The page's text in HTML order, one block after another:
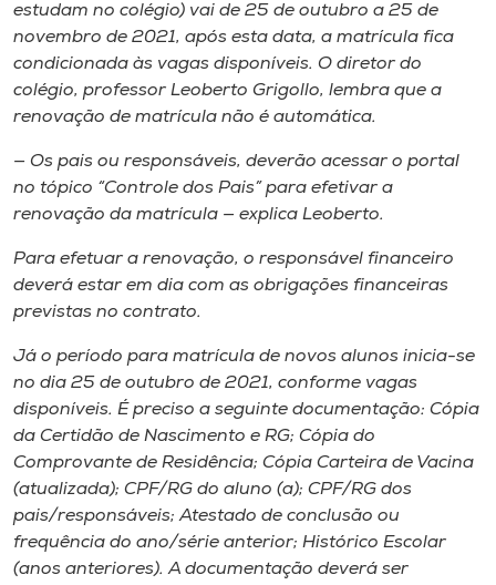
Unoesc
Store
o idioma
A+
A-
estudam no colégio) vai de 25 de outubro a 25 de
novembro de 2021, após esta data, a matrícula fica
condicionada às vagas disponíveis. O diretor do
colégio, professor Leoberto Grigollo, lembra que a
renovação de matrícula não é automática.
— Os pais ou responsáveis, deverão acessar o portal
no tópico “Controle dos Pais” para efetivar a
renovação da matrícula — explica Leoberto.
Para efetuar a renovação, o responsável financeiro
deverá estar em dia com as obrigações financeiras
previstas no contrato.
Já o período para matrícula de novos alunos inicia-se
no dia 25 de outubro de 2021, conforme vagas
disponíveis. É preciso a seguinte documentação: Cópia
da Certidão de Nascimento e RG; Cópia do
Comprovante de Residência; Cópia Carteira de Vacina
(atualizada); CPF/RG do aluno (a); CPF/RG dos
pais/responsáveis; Atestado de conclusão ou
frequência do ano/série anterior; Histórico Escolar
(anos anteriores). A documentação deverá ser